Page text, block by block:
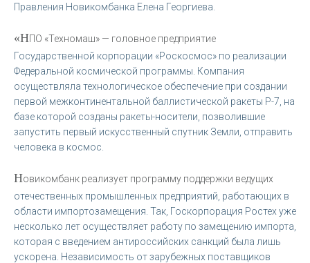
Правления Новикомбанка Елена Георгиева.
«НПО «Техномаш» — головное предприятие
Государственной корпорации «Роскосмос» по реализации
Федеральной космической программы. Компания
осуществляла технологическое обеспечение при создании
первой межконтинентальной баллистической ракеты Р-7, на
базе которой созданы ракеты-носители, позволившие
запустить первый искусственный спутник Земли, отправить
человека в космос.
Новикомбанк реализует программу поддержки ведущих
отечественных промышленных предприятий, работающих в
области импортозамещения. Так, Госкорпорация Ростех уже
несколько лет осуществляет работу по замещению импорта,
которая с введением антироссийских санкций была лишь
ускорена. Независимость от зарубежных поставщиков